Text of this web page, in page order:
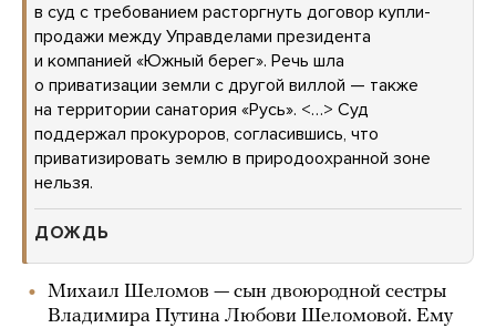
в суд с требованием расторгнуть договор купли-
продажи между Управделами президента
и компанией «Южный берег». Речь шла
о приватизации земли с другой виллой — также
на территории санатория «Русь». <…> Суд
поддержал прокуроров, согласившись, что
приватизировать землю в природоохранной зоне
нельзя.
ДОЖДЬ
Михаил Шеломов — сын двоюродной сестры
Владимира Путина Любови Шеломовой. Ему